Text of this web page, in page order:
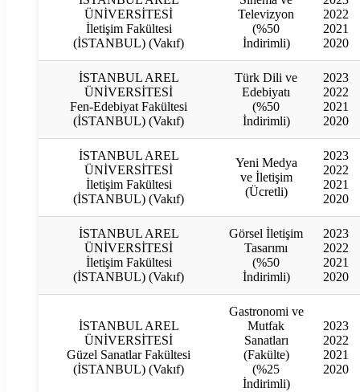
ÜNİVERSİTESİ
İletişim Fakültesi
(İSTANBUL) (Vakıf)
Televizyon
(%50
İndirimli)
2022
2021
2020
İSTANBUL AREL
ÜNİVERSİTESİ
Fen-Edebiyat Fakültesi
(İSTANBUL) (Vakıf)
Türk Dili ve
Edebiyatı
(%50
İndirimli)
2023
2022
2021
2020
İSTANBUL AREL
ÜNİVERSİTESİ
İletişim Fakültesi
(İSTANBUL) (Vakıf)
Yeni Medya
ve İletişim
(Ücretli)
2023
2022
2021
2020
İSTANBUL AREL
ÜNİVERSİTESİ
İletişim Fakültesi
(İSTANBUL) (Vakıf)
Görsel İletişim
Tasarımı
(%50
İndirimli)
2023
2022
2021
2020
İSTANBUL AREL
ÜNİVERSİTESİ
Güzel Sanatlar Fakültesi
(İSTANBUL) (Vakıf)
Gastronomi ve
Mutfak
Sanatları
(Fakülte)
(%25
İndirimli)
2023
2022
2021
2020